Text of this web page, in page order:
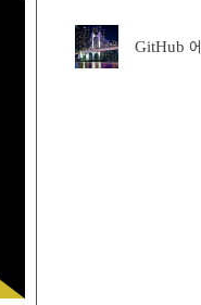
GitHub